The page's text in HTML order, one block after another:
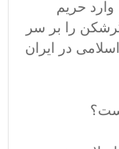
بی-۲ آمریکا وارد حریم
را بر سر
حکومت اسلامی در ایران